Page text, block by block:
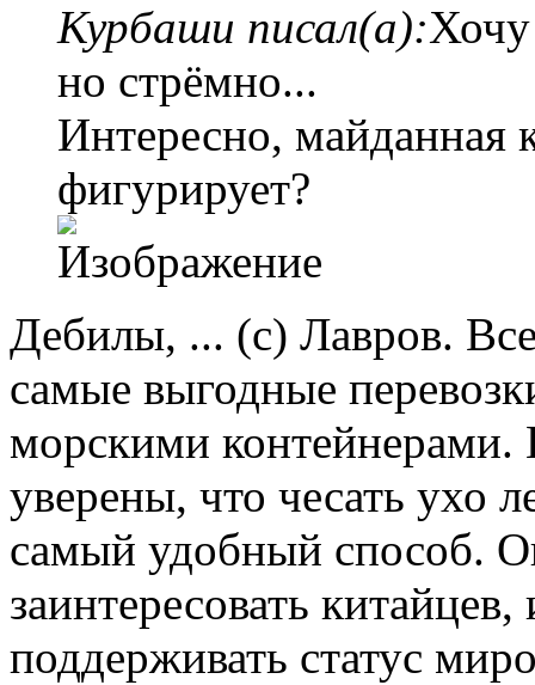
Курбаши писал(а):
но стрёмно...
Интересно, майданная
фигурирует?
Дебилы, ... (с) Лавров.
самые выгодные
морскими контейнерами.
уверены, что чесать ухо
самый удобный способ.
заинтересовать
поддерживать статус